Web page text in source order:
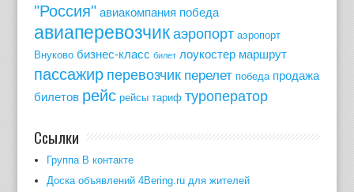
"Россия" авиакомпания победа
авиаперевозчик аэропорт аэропорт
Внуково бизнес-класс билет лоукостер маршрут
пассажир перевозчик перелет победа продажа
билетов рейс рейсы тариф туроператор
Ссылки
Группа В контакте
Доска объявлений 4Bering.ru для жителей